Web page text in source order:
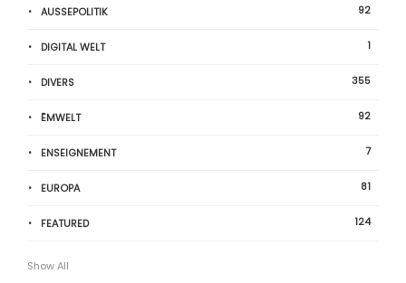
AUSSEPOLITIK 92
DIGITAL WELT 1
DIVERS 355
ËMWELT 92
ENSEIGNEMENT 7
EUROPA 81
FEATURED 124
Show All